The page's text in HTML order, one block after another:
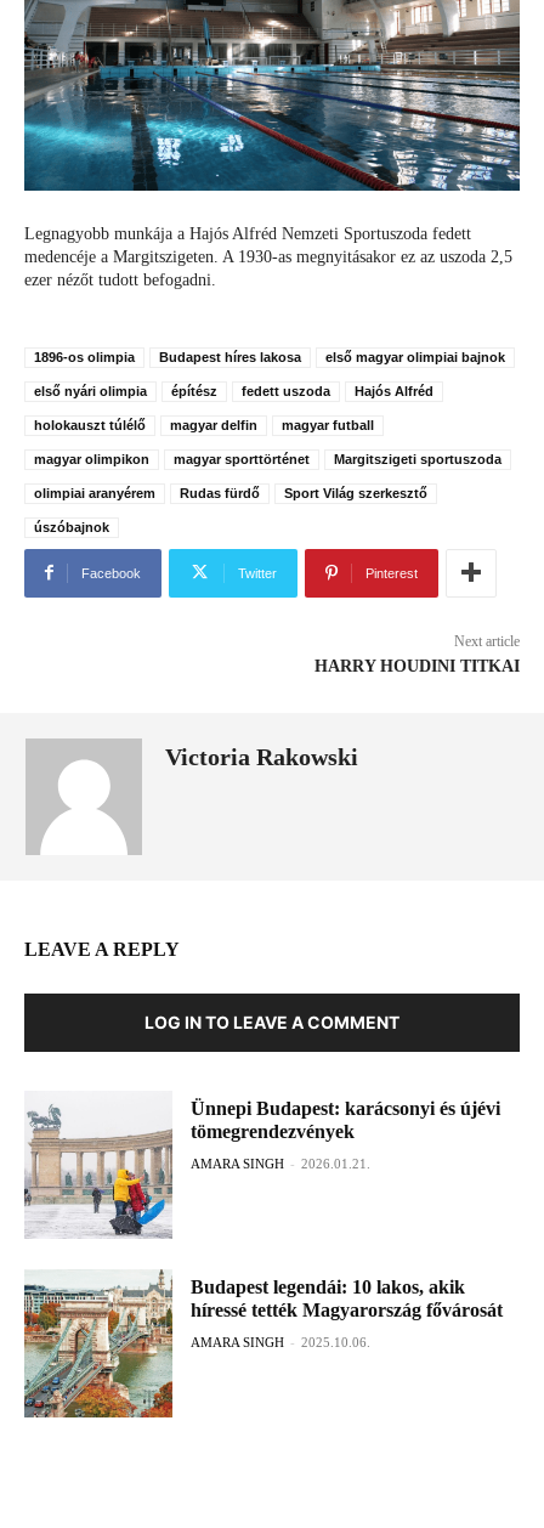
Legnagyobb munkája a Hajós Alfréd Nemzeti Sportuszoda fedett
medencéje a Margitszigeten. A 1930-as megnyitásakor ez az uszoda 2,5
ezer nézőt tudott befogadni.
1896-os olimpia Budapest híres lakosa első magyar olimpiai bajnok
első nyári olimpia építész fedett uszoda Hajós Alfréd
holokauszt túlélő magyar delfin magyar futball
magyar olimpikon magyar sporttörténet Margitszigeti sportuszoda
olimpiai aranyérem Rudas fürdő Sport Világ szerkesztő
úszóbajnok
Facebook Twitter Pinterest
Next article
HARRY HOUDINI TITKAI
Victoria Rakowski
LEAVE A REPLY
LOG IN TO LEAVE A COMMENT
Ünnepi Budapest: karácsonyi és újévi
tömegrendezvények
AMARA SINGH - 2026.01.21.
Budapest legendái: 10 lakos, akik
híressé tették Magyarország fővárosát
AMARA SINGH - 2025.10.06.